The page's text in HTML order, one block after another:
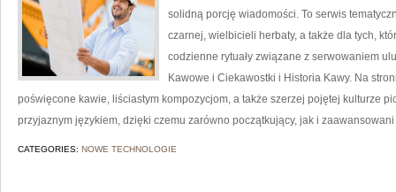
solidną porcję wiadomości. To serwis
czarnej, wielbicieli herbaty, a także dla tych,
codzienne rytuały związane z serwowaniem
Kawowe i Ciekawostki i Historia Kawy. Na
poświęcone kawie, liściastym kompozycjom, a także szerzej pojętej kulturze
przyjaznym językiem, dzięki czemu zarówno początkujący, jak i
CATEGORIES: NOWE TECHNOLOGIE